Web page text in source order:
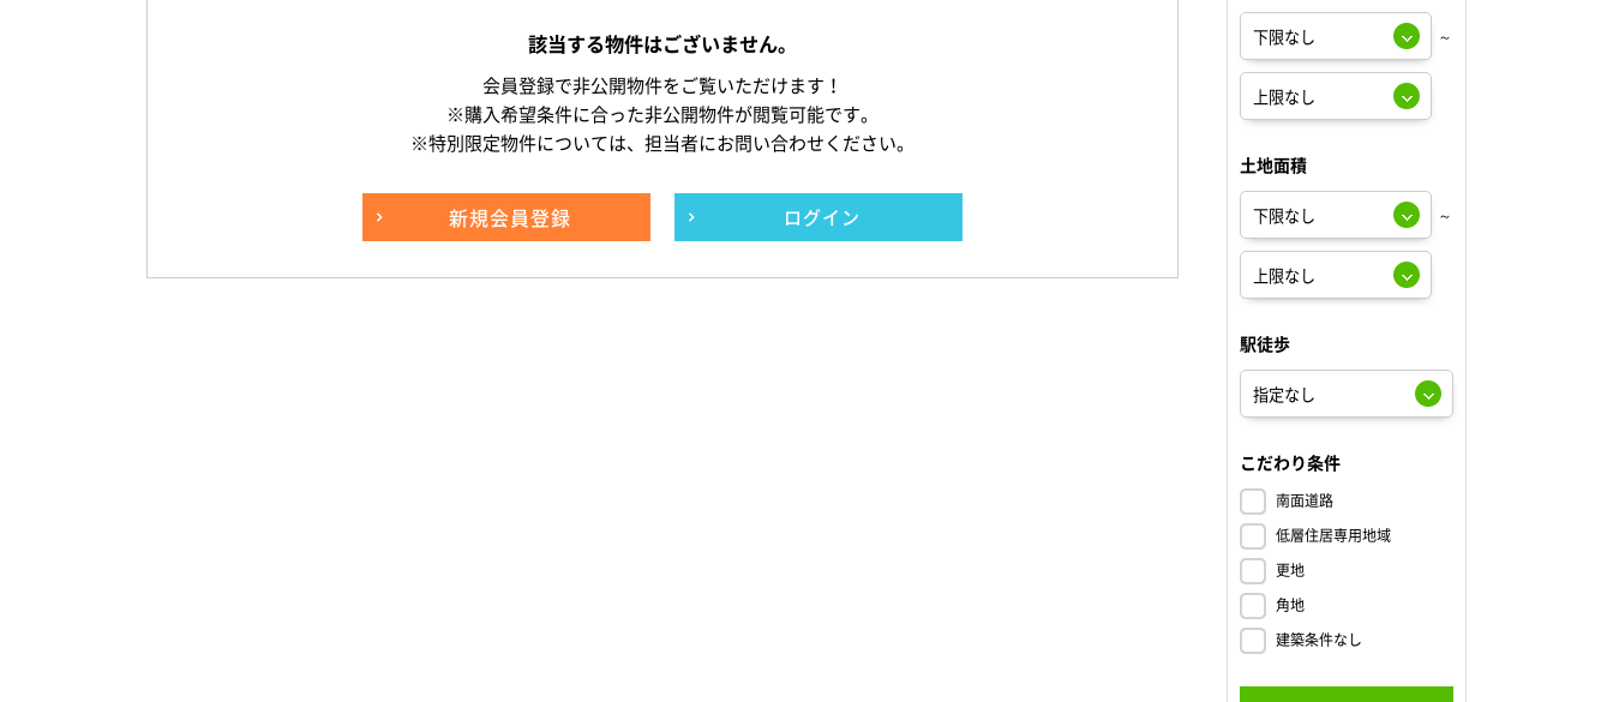
該当する物件はございません。
会員登録で非公開物件をご覧いただけます！
※購入希望条件に合った非公開物件が閲覧可能です。
※特別限定物件については、担当者にお問い合わせください。
新規会員登録 ログイン
～
土地面積
～
駅徒歩
こだわり条件
南面道路
低層住居専用地域
更地
角地
建築条件なし